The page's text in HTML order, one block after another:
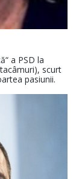
a PSD la
scurt
pasiunii.